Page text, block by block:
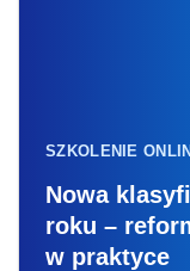
SZKOLENIE
Nowa
roku –
w praktyce